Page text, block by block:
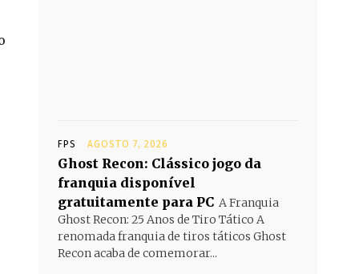
FPS AGOSTO 7, 2026
Ghost Recon: Clássico jogo da
franquia disponível
gratuitamente para PC A Franquia
Ghost Recon: 25 Anos de Tiro Tático A
renomada franquia de tiros táticos Ghost
Recon acaba de comemorar...